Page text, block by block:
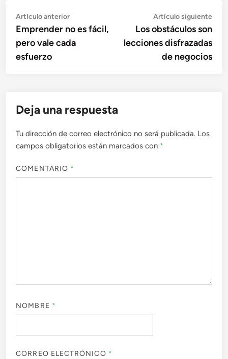
Navegación
de
entradas
Artículo anteriorArtículo
anterior:
Emprender no es fácil,
pero vale cada
esfuerzo
Artículo siguiente
Los obstáculos son
lecciones disfrazadas
de negocios
Deja una respuesta
Tu dirección de correo electrónico no será publicada. Los
campos obligatorios están marcados con *
COMENTARIO *
NOMBRE *
CORREO ELECTRÓNICO *